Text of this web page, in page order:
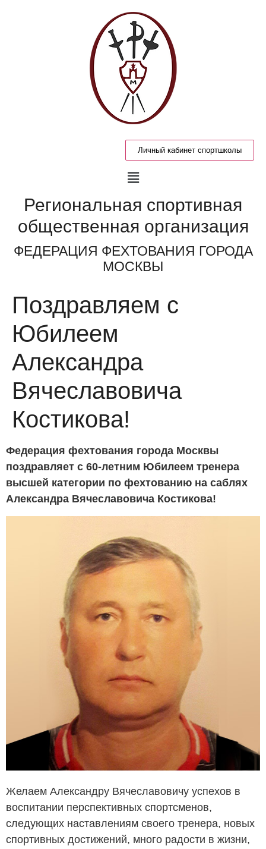
Личный кабинет спортшколы
Региональная спортивная
общественная организация
ФЕДЕРАЦИЯ ФЕХТОВАНИЯ ГОРОДА
МОСКВЫ
Поздравляем с
Юбилеем
Александра
Вячеславовича
Костикова!
Федерация фехтования города Москвы
поздравляет с 60-летним Юбилеем тренера
высшей категории по фехтованию на саблях
Александра Вячеславовича Костикова!
Желаем Александру Вячеславовичу успехов в
воспитании перспективных спортсменов,
следующих наставлениям своего тренера, новых
спортивных достижений, много радости в жизни,